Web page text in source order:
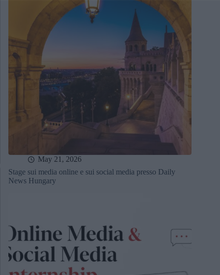
May 21, 2026
Stage sui media online e sui social media presso Daily
News Hungary